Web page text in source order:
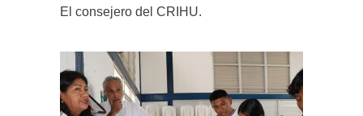
El consejero del CRIHU.